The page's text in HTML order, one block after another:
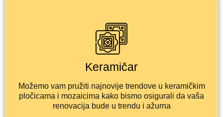
Keramičar
Možemo vam pružiti najnovije trendove u keramičkim
pločicama i mozaicima kako bismo osigurali da vaša
renovacija bude u trendu i ažurna